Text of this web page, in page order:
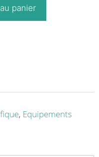
panier
, Equipements